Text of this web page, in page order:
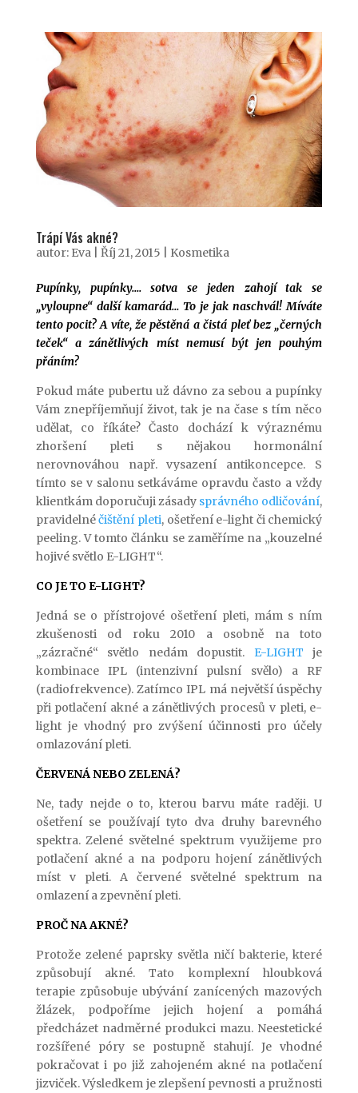
Trápí Vás akné?
autor: Eva| Říj 21, 2015 Kosmetika
Pupínky, pupínky…. sotva se jeden zahojí tak se
„vyloupne“ další kamarád… To je jak naschvál! Míváte
tento pocit? A víte, že pěstěná a čistá pleť bez „černých
teček“ a zánětlivých míst nemusí být jen pouhým
přáním?
Pokud máte pubertu už dávno za sebou a pupínky
Vám znepříjemňují život, tak je na čase s tím něco
udělat, co říkáte? Často dochází k výraznému
zhoršení pleti s nějakou hormonální
nerovnováhou např. vysazení antikoncepce. S
tímto se v salonu setkáváme opravdu často a vždy
klientkám doporučuji zásady správného odličování,
pravidelnéčištění pleti, ošetření e-light či chemický
peeling. V tomto článku se zaměříme na „kouzelné
hojivé světlo E-LIGHT“.
CO JE TO E-LIGHT?
Jedná se o přístrojové ošetření pleti, mám s ním
zkušenosti od roku 2010 a osobně na toto
„zázračné“ světlo nedám dopustit. E-LIGHT je
kombinace IPL (intenzivní pulsní svělo) a RF
(radiofrekvence). Zatímco IPL má největší úspěchy
při potlačení akné a zánětlivých procesů v pleti, e-
light je vhodný pro zvýšení účinnosti pro účely
omlazování pleti.
ČERVENÁ NEBO ZELENÁ?
Ne, tady nejde o to, kterou barvu máte raději. U
ošetření se používají tyto dva druhy barevného
spektra. Zelené světelné spektrum využijeme pro
potlačení akné a na podporu hojení zánětlivých
míst v pleti. A červené světelné spektrum na
omlazení a zpevnění pleti.
PROČ NA AKNÉ?
Protože zelené paprsky světla ničí bakterie, které
způsobují akné. Tato komplexní hloubková
terapie způsobuje ubývání zanícených mazových
žlázek, podpoříme jejich hojení a pomáhá
předcházet nadměrné produkci mazu. Neestetické
rozšířené póry se postupně stahují. Je vhodné
pokračovat i po již zahojeném akné na potlačení
jizviček. Výsledkem je zlepšení pevnosti a pružnosti